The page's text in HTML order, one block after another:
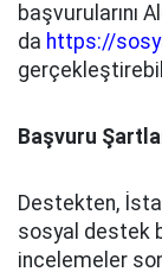
başvurularını
da https://
Başvuru
Destekten,
sosyal destek
incelemeler